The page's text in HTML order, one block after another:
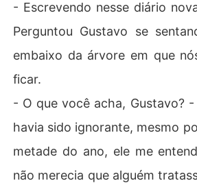
- Escrevendo nesse diário
Perguntou Gustavo se
embaixo da árvore em que
ficar.
- O que você acha, Gustavo?
havia sido ignorante, mesmo
metade do ano, ele me
não merecia que alguém